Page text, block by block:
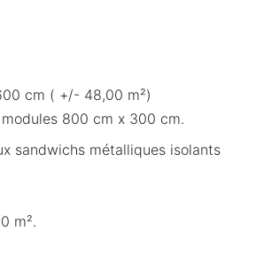
cm ( +/- 48,00 m²)
800 cm x 300 cm.
sandwichs métalliques isolants
m².